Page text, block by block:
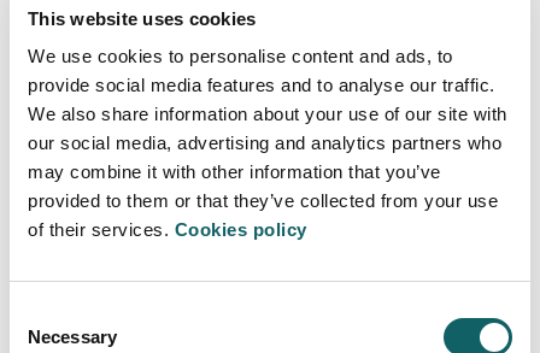
This website uses cookies
We use cookies to personalise content and ads, to
provide social media features and to analyse our traffic.
We also share information about your use of our site with
our social media, advertising and analytics partners who
may combine it with other information that you’ve
provided to them or that they’ve collected from your use
of their services. Cookies policy
Selection
Necessary
PREGUNTA
Egun on, he visto que ya están las jornadas
abiertas de educación primaria. Estuvimos en
las de 1 de Bachiller, por tanto, no se si estas
son para hacer inscripción o son igual que las
de Junio. Estamos interesados en acudir a las
Olatz(Bilnao) Sun Oct 06 08:19:29 GMT 2024
Kaixo!